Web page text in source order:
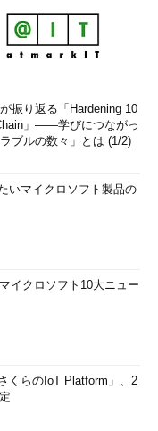
振り返る「Hardening 10
」――学びにつながっ
ブルの数々」とは (1/2)
いマイクロソフト製品の
イクロソフト10大ニュー
くらのIoT Platform」、2